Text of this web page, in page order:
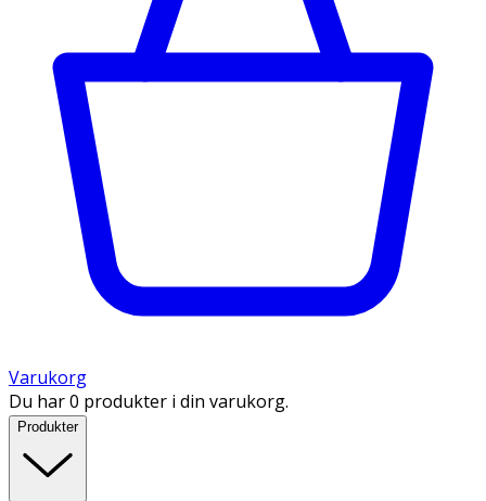
Varukorg
Du har 0 produkter i din varukorg.
Produkter